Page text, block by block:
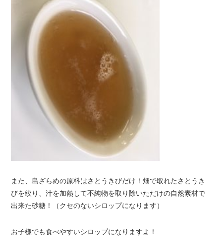
また、島ざらめの原料はさとうきびだけ！畑で取れたさとうき
びを絞り、汁を加熱して不純物を取り除いただけの自然素材で
出来た砂糖！（クセのないシロップになります）
お子様でも食べやすいシロップになりますよ！